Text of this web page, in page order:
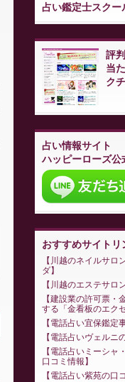
占い鑑定士スクー
評
当
ク
占い情報サイト
ハッピーローズ公
おすすめサイトリ
川越のネイルサロ
ダ
川越のエステサロ
建設業の許可票・
する「金看板のエク
電話占い宜保鑑定
電話占いヴェルニ
電話占いミーシャ
口コミ情報
電話占い紫苑の口